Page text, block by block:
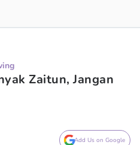
Zaitun, Jangan
Add Us on Google